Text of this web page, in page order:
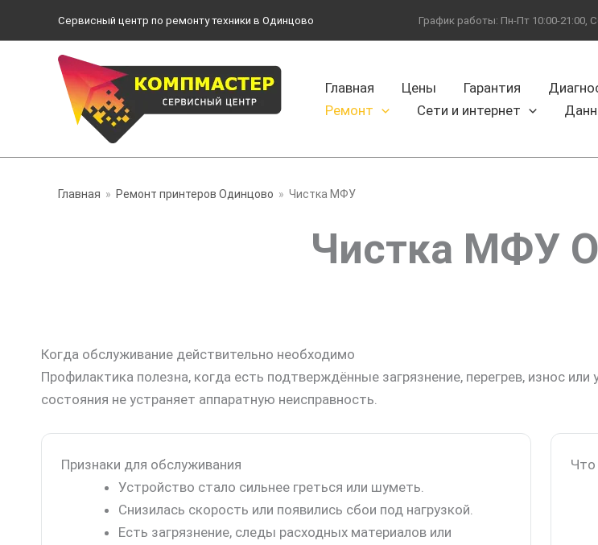
содержимому
Сервисный центр по ремонту техники в Одинцово График работы: Пн-Пт 10:00-21:00,
Главная Цены Гарантия
Ремонт
Сети и интернет
Главная Ремонт принтеров Одинцово Чистка МФУ
Чистка МФУ
Когда обслуживание действительно необходимо
Профилактика полезна, когда есть подтверждённые загрязнение, перегрев, износ
состояния не устраняет аппаратную неисправность.
Признаки для обслуживания
Устройство стало сильнее греться или шуметь.
Снизилась скорость или появились сбои под нагрузкой.
Есть загрязнение, следы расходных материалов или
Что